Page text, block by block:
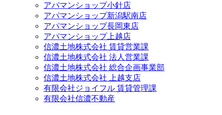
アパマンショップ小針店
アパマンショップ新潟駅南店
アパマンショップ長岡東店
アパマンショップ上越店
信濃土地株式会社 賃貸営業課
信濃土地株式会社 法人営業課
信濃土地株式会社 総合企画事業部
信濃土地株式会社 上越支店
有限会社ジョイフル 賃貸管理課
有限会社信濃不動産